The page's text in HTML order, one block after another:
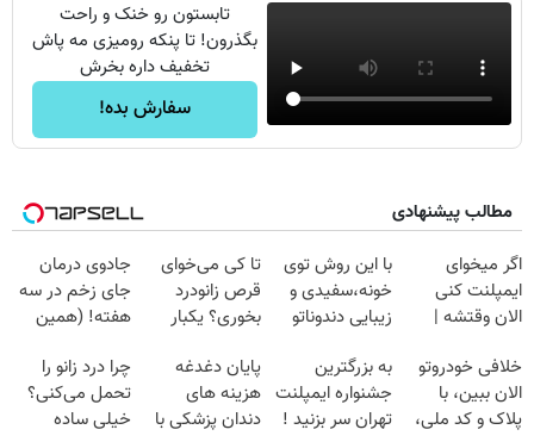
تابستون رو خنک و راحت
بگذرون! تا پنکه رومیزی مه پاش
تخفیف داره بخرش
سفارش بده!
مطالب پیشنهادی
اگر میخوای
ایمپلنت کنی
الان وقتشه |
میلیون تومان!!!
با این روش توی
خونه،سفیدی و
زیبایی دندوناتو
(40%off)
تا کی می‌خوای
قرص زانودرد
بخوری؟ یکبار
کن
جادوی درمان
جای زخم در سه
هفته! (همین
صحبت کنید)
خلافی خودروتو
الان ببین، با
پلاک و کد ملی،
به بزرگترین
جشنواره ایمپلنت
تهران سر بزنید !
پایان دغدغه
هزینه های
دندان پزشکی با
چرا درد زانو را
تحمل می‌کنی؟
خیلی ساده